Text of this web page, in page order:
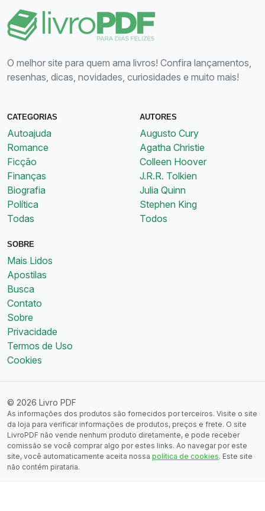
O melhor site para quem ama livros! Confira lançamentos,
resenhas, dicas, novidades, curiosidades e muito mais!
CATEGORIAS
Autoajuda
Romance
Ficção
Finanças
Biografia
Política
Todas
AUTORES
Augusto Cury
Agatha Christie
Colleen Hoover
J.R.R. Tolkien
Julia Quinn
Stephen King
Todos
SOBRE
Mais Lidos
Apostilas
Busca
Contato
Sobre
Privacidade
Termos de Uso
Cookies
© 2026 Livro PDF
As informações dos produtos são fornecidos por terceiros. Visite o site
da loja para verificar informações de produtos, preços e frete. O site
LivroPDF não vende nenhum produto diretamente, e pode receber
comissão se você comprar algo por estes links. Ao navegar por este
site, você automaticamente aceita nossa política de cookies. Este site
não contém pirataria.